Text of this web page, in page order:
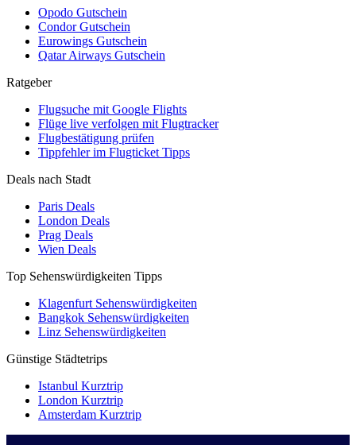
Opodo Gutschein
Condor Gutschein
Eurowings Gutschein
Qatar Airways Gutschein
Ratgeber
Flugsuche mit Google Flights
Flüge live verfolgen mit Flugtracker
Flugbestätigung prüfen
Tippfehler im Flugticket Tipps
Deals nach Stadt
Paris Deals
London Deals
Prag Deals
Wien Deals
Top Sehenswürdigkeiten Tipps
Klagenfurt Sehenswürdigkeiten
Bangkok Sehenswürdigkeiten
Linz Sehenswürdigkeiten
Günstige Städtetrips
Istanbul Kurztrip
London Kurztrip
Amsterdam Kurztrip